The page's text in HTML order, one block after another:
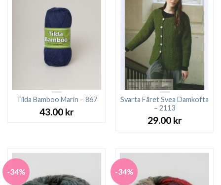
Tilda Bamboo Marin – 867
43.00 kr
Svarta Fåret Svea Damkofta
– 2113
29.00 kr
-34% -34%